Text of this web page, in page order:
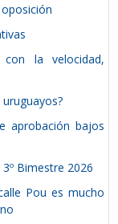
la velocidad,
aprobación bajos
Bimestre 2026
Pou es mucho